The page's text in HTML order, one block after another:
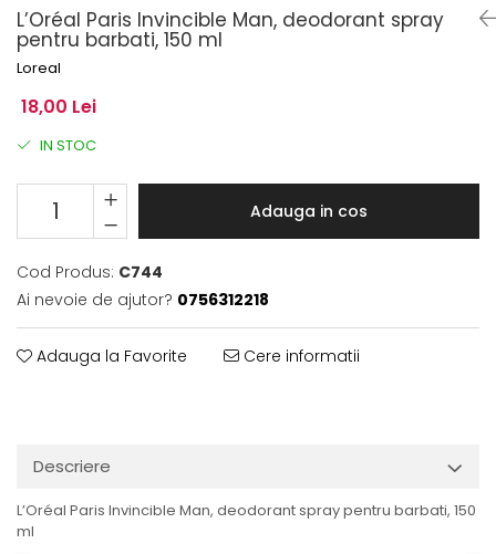
L’Oréal Paris Invincible Man, deodorant spray
pentru barbati, 150 ml
Loreal
18,00 Lei
IN STOC
Adauga in cos
Cod Produs: C744
Ai nevoie de ajutor? 0756312218
Adauga la Favorite Cere informatii
Descriere
L’Oréal Paris Invincible Man, deodorant spray pentru barbati, 150
ml